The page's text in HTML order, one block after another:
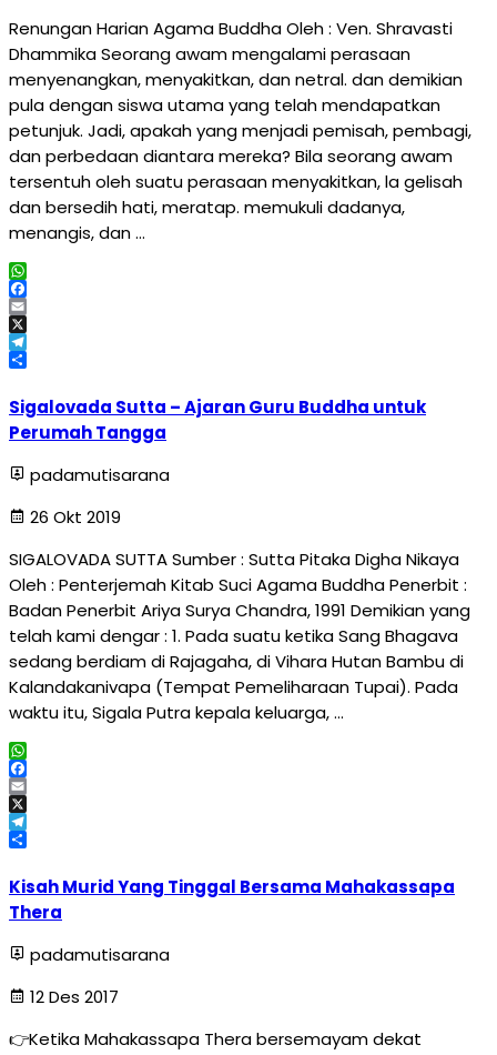
Renungan Harian Agama Buddha Oleh : Ven. Shravasti
Dhammika Seorang awam mengalami perasaan
menyenangkan, menyakitkan, dan netral. dan demikian
pula dengan siswa utama yang telah mendapatkan
petunjuk. Jadi, apakah yang menjadi pemisah, pembagi,
dan perbedaan diantara mereka? Bila seorang awam
tersentuh oleh suatu perasaan menyakitkan, la gelisah
dan bersedih hati, meratap. memukuli dadanya,
menangis, dan …
WhatsApp
Facebook
Email
X
Telegram
Sigalovada Sutta – Ajaran Guru Buddha untuk
Perumah Tangga
padamutisarana
26 Okt 2019
SIGALOVADA SUTTA Sumber : Sutta Pitaka Digha Nikaya
Oleh : Penterjemah Kitab Suci Agama Buddha Penerbit :
Badan Penerbit Ariya Surya Chandra, 1991 Demikian yang
telah kami dengar : 1. Pada suatu ketika Sang Bhagava
sedang berdiam di Rajagaha, di Vihara Hutan Bambu di
Kalandakanivapa (Tempat Pemeliharaan Tupai). Pada
waktu itu, Sigala Putra kepala keluarga, …
WhatsApp
Facebook
Email
X
Telegram
Kisah Murid Yang Tinggal Bersama Mahakassapa
Thera
padamutisarana
12 Des 2017
👉Ketika Mahakassapa Thera bersemayam dekat